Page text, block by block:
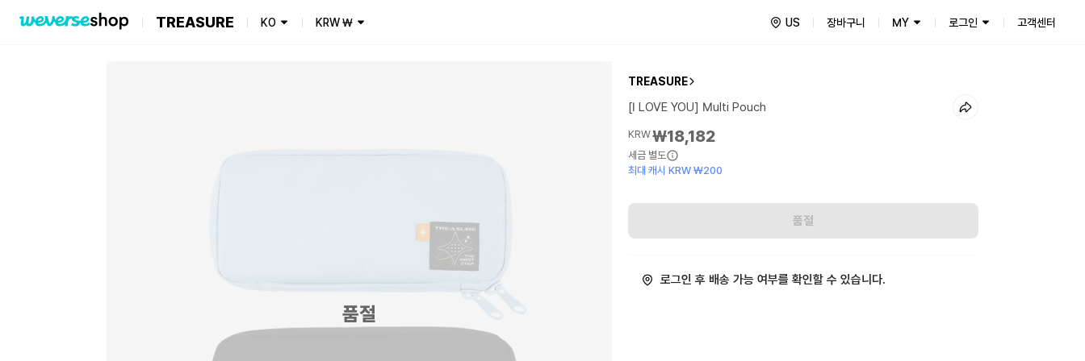
TREASURE KO KRW₩ US 장바구니 MY 로그인 고객센터
품절
TREASURE
[I LOVE YOU] Multi Pouch
KRW₩18,182
세금 별도
최대 캐시 KRW ₩200
품절
로그인 후 배송 가능 여부를 확인할 수 있습니다.